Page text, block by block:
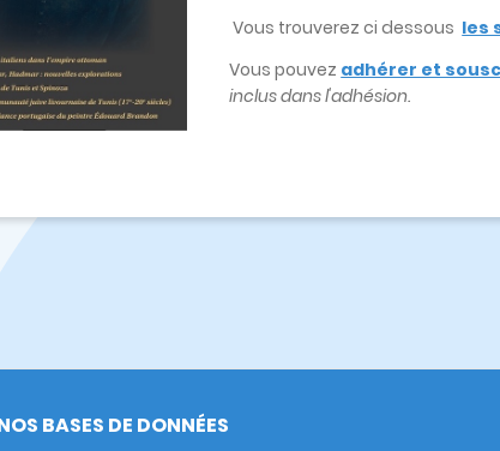
Vous trouverez ci dessous les
Vous pouvez adhérer et
inclus dans l'adhésion.
BASES DE DONNÉES